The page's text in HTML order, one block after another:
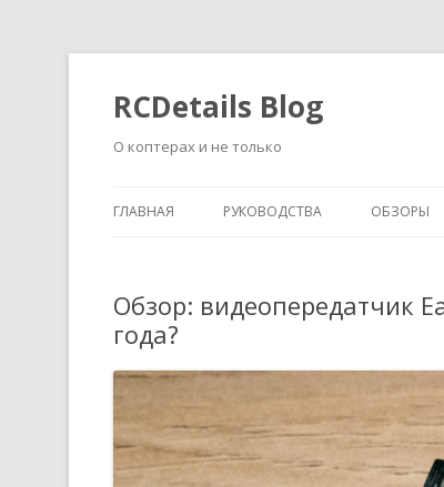
RCDetails Blog
О коптерах и не только
ГЛАВНАЯ РУКОВОДСТВА ОБЗОРЫ
Обзор: видеопередатчик
года?